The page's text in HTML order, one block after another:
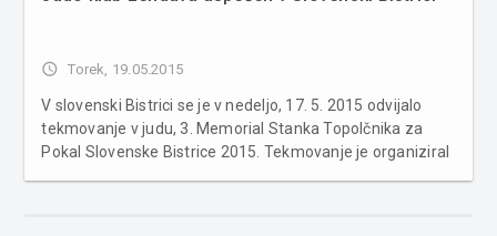
access_time Torek, 19.05.2015
V slovenski Bistrici se je v nedeljo, 17. 5. 2015 odvijalo
tekmovanje v judu, 3. Memorial Stanka Topolčnika za
Pokal Slovenske Bistrice 2015. Tekmovanje je organiziral